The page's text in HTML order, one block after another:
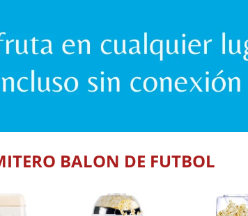
BALON DE FUTBOL